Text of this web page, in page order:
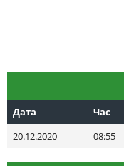
Дата Час
20.12.2020
08:55